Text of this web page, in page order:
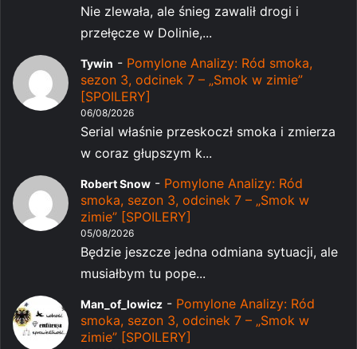
Nie zlewała, ale śnieg zawalił drogi i
przełęcze w Dolinie,...
Tywin - Pomylone Analizy: Ród smoka,
sezon 3, odcinek 7 – „Smok w zimie”
[SPOILERY]
06/08/2026
Serial właśnie przeskoczł smoka i zmierza
w coraz głupszym k...
Robert Snow - Pomylone Analizy: Ród
smoka, sezon 3, odcinek 7 – „Smok w
zimie” [SPOILERY]
05/08/2026
Będzie jeszcze jedna odmiana sytuacji, ale
musiałbym tu pope...
Man_of_lowicz - Pomylone Analizy: Ród
smoka, sezon 3, odcinek 7 – „Smok w
zimie” [SPOILERY]